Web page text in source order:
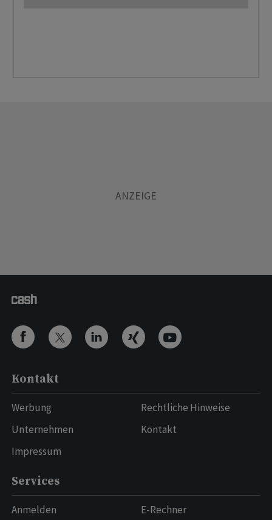
Kontakt
Werbung
Unternehmen
Impressum
Rechtliche Hinweise
Kontakt
Services
Anmelden
E-Rechner